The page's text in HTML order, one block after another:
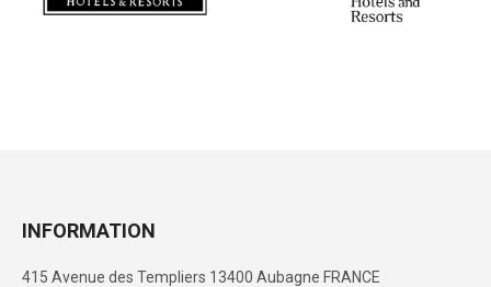
INFORMATION
415 Avenue des Templiers 13400 Aubagne FRANCE